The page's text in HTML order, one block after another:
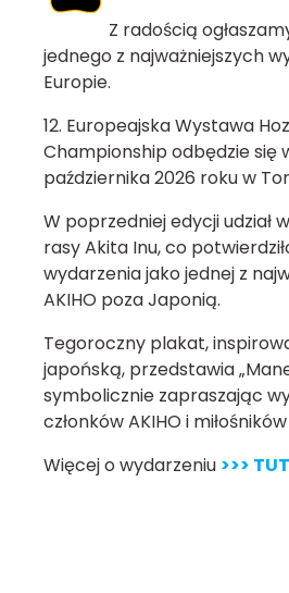
Z radością
jednego z najważniejszych
Europie.
12. Europeajska Wystawa
Championship odbędzie się
października 2026 roku w
W poprzedniej edycji udział
rasy Akita Inu, co
wydarzenia jako jednej z
AKIHO poza Japonią.
Tegoroczny plakat,
japońską, przedstawia
symbolicznie zapraszając
członków AKIHO i
Więcej o wydarzeniu >>>